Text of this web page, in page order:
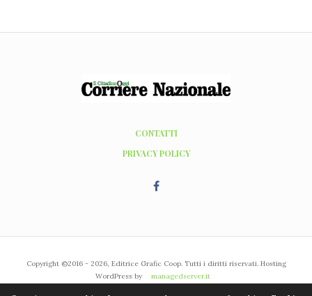
CONTATTI
PRIVACY POLICY
Copyright ©2016 - 2026, Editrice Grafic Coop. Tutti i diritti riservati. Hosting
WordPress by
managedserver.it